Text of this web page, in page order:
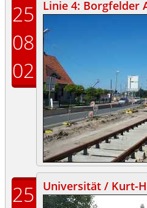
25
08
02
Linie 4: Borgfelder
25
Universität / Kurt-